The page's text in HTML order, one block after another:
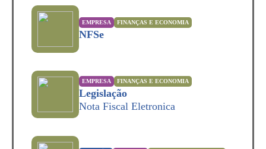
EMPRESA FINANÇAS E ECONOMIA
NFSe
EMPRESA FINANÇAS E ECONOMIA
Legislação
Nota Fiscal Eletronica